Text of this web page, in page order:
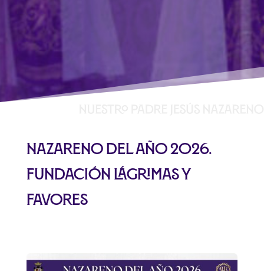
Nazareno del año 2026.
Fundación Lágrimas y
Favores